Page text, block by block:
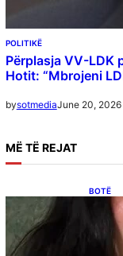
POLITIKË
Përplasja VV-LDK
Hotit: “Mbrojeni
bysotmediaJune 20, 2026
MË TË REJAT
BOTË
Dua